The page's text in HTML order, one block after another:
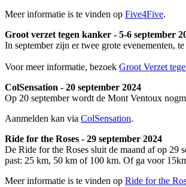
Meer informatie is te vinden op Five4Five.
Groot verzet tegen kanker - 5-6 september
In september zijn er twee grote evenementen,
Voor meer informatie, bezoek Groot Verzet
ColSensation - 20 september 2024
Op 20 september wordt de Mont Ventoux
Aanmelden kan via ColSensation.
Ride for the Roses - 29 september 2024
De Ride for the Roses sluit de maand af op 29
past: 25 km, 50 km of 100 km. Of ga voor
Meer informatie is te vinden op Ride for the